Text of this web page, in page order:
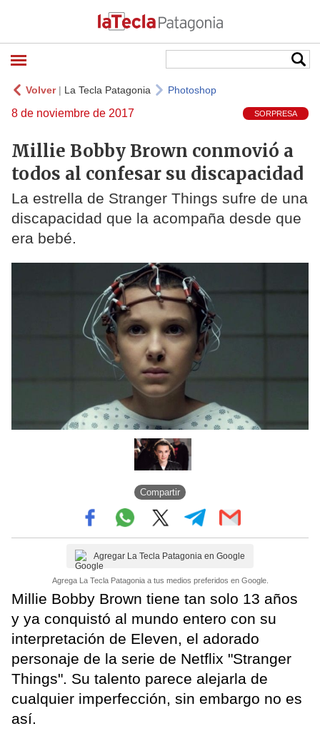
Volver| La Tecla Patagonia Photoshop
8 de noviembre de 2017 SORPRESA
Millie Bobby Brown conmovió a
todos al confesar su discapacidad
La estrella de Stranger Things sufre de una
discapacidad que la acompaña desde que
era bebé.
Compartir
Agregar La Tecla Patagonia en Google
Agrega La Tecla Patagonia a tus medios preferidos en Google.
Millie Bobby Brown tiene tan solo 13 años
y ya conquistó al mundo entero con su
interpretación de Eleven, el adorado
personaje de la serie de Netflix "Stranger
Things". Su talento parece alejarla de
cualquier imperfección, sin embargo no es
así.